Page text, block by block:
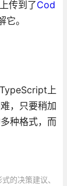
传到了Cod
。
上
，只要稍加
种格式，而
的决策建议、